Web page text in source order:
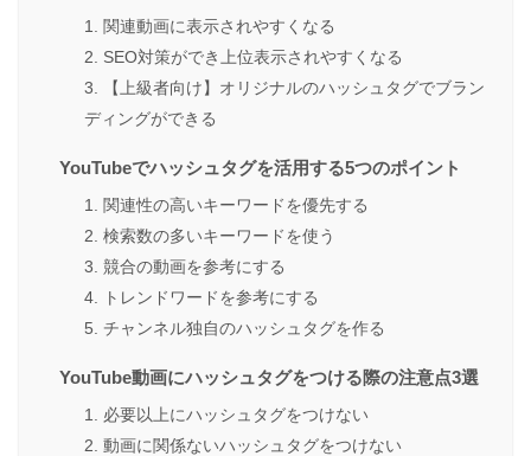
1. 関連動画に表示されやすくなる
2. SEO対策ができ上位表示されやすくなる
3. 【上級者向け】オリジナルのハッシュタグでブラン
ディングができる
YouTubeでハッシュタグを活用する5つのポイント
1. 関連性の高いキーワードを優先する
2. 検索数の多いキーワードを使う
3. 競合の動画を参考にする
4. トレンドワードを参考にする
5. チャンネル独自のハッシュタグを作る
YouTube動画にハッシュタグをつける際の注意点3選
1. 必要以上にハッシュタグをつけない
2. 動画に関係ないハッシュタグをつけない